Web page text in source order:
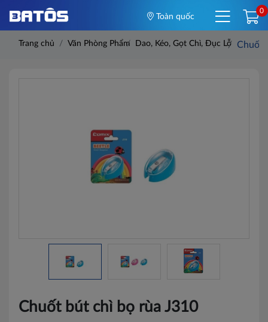
Toàn quốc
0
Trang chủ Văn Phòng Phẩm Dao, Kéo, Gọt Chì, Đục Lỗ Chuốt
Chuốt bút chì bọ rùa J310